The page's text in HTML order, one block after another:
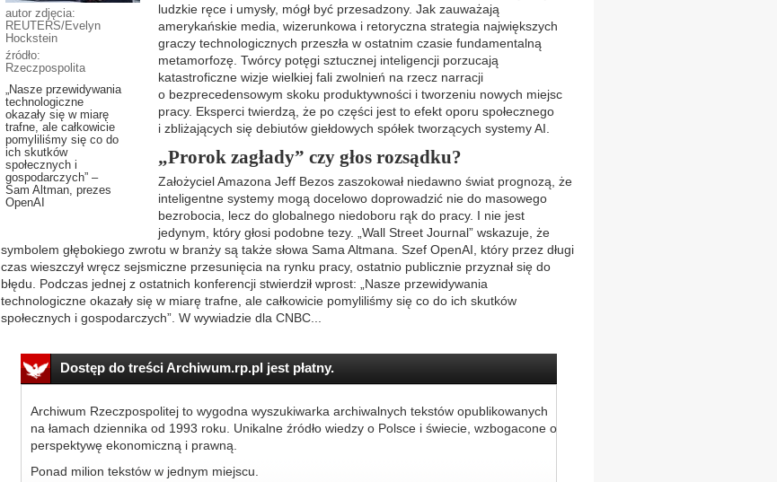
autor zdjęcia:
REUTERS/Evelyn
Hockstein
źródło:
Rzeczpospolita
„Nasze przewidywania
technologiczne
okazały się w miarę
trafne, ale całkowicie
pomyliliśmy się co do
ich skutków
społecznych i
gospodarczych” –
Sam Altman, prezes
OpenAI
ludzkie ręce i umysły, mógł być przesadzony. Jak zauważają
amerykańskie media, wizerunkowa i retoryczna strategia największych
graczy technologicznych przeszła w ostatnim czasie fundamentalną
metamorfozę. Twórcy potęgi sztucznej inteligencji porzucają
katastroficzne wizje wielkiej fali zwolnień na rzecz narracji
o bezprecedensowym skoku produktywności i tworzeniu nowych miejsc
pracy. Eksperci twierdzą, że po części jest to efekt oporu społecznego
i zbliżających się debiutów giełdowych spółek tworzących systemy AI.
„Prorok zagłady” czy głos rozsądku?
Założyciel Amazona Jeff Bezos zaszokował niedawno świat prognozą, że
inteligentne systemy mogą docelowo doprowadzić nie do masowego
bezrobocia, lecz do globalnego niedoboru rąk do pracy. I nie jest
jedynym, który głosi podobne tezy. „Wall Street Journal” wskazuje, że
symbolem głębokiego zwrotu w branży są także słowa Sama Altmana. Szef OpenAI, który przez długi
czas wieszczył wręcz sejsmiczne przesunięcia na rynku pracy, ostatnio publicznie przyznał się do
błędu. Podczas jednej z ostatnich konferencji stwierdził wprost: „Nasze przewidywania
technologiczne okazały się w miarę trafne, ale całkowicie pomyliliśmy się co do ich skutków
społecznych i gospodarczych”. W wywiadzie dla CNBC...
Dostęp do treści Archiwum.rp.pl jest płatny.
Archiwum Rzeczpospolitej to wygodna wyszukiwarka archiwalnych tekstów opublikowanych
na łamach dziennika od 1993 roku. Unikalne źródło wiedzy o Polsce i świecie, wzbogacone o
perspektywę ekonomiczną i prawną.
Ponad milion tekstów w jednym miejscu.